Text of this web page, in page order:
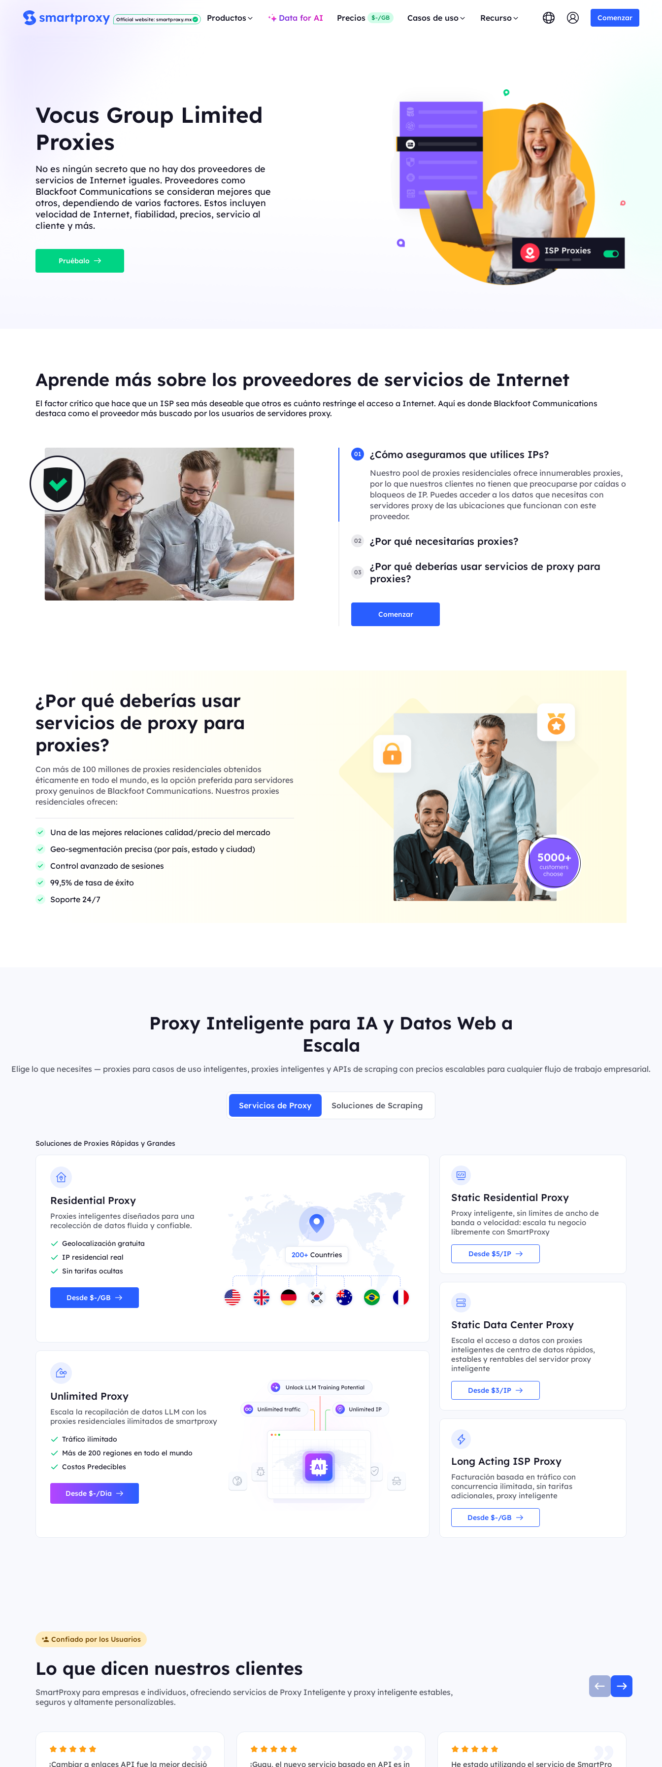
Official website: smartproxy.mx Productos Data for AI Precios $-/GB Casos de uso Recurso Comenzar
Vocus Group Limited
Proxies
No es ningún secreto que no hay dos proveedores de
servicios de Internet iguales. Proveedores como
Blackfoot Communications se consideran mejores que
otros, dependiendo de varios factores. Estos incluyen
velocidad de Internet, fiabilidad, precios, servicio al
cliente y más.
Pruébalo
Aprende más sobre los proveedores de servicios de Internet
El factor crítico que hace que un ISP sea más deseable que otros es cuánto restringe el acceso a Internet. Aquí es donde Blackfoot Communications
destaca como el proveedor más buscado por los usuarios de servidores proxy.
01 ¿Cómo aseguramos que utilices IPs?
Nuestro pool de proxies residenciales ofrece innumerables proxies,
por lo que nuestros clientes no tienen que preocuparse por caídas o
bloqueos de IP. Puedes acceder a los datos que necesitas con
servidores proxy de las ubicaciones que funcionan con este
proveedor.
02 ¿Por qué necesitarías proxies?
03
¿Por qué deberías usar servicios de proxy para
proxies?
Comenzar
¿Por qué deberías usar
servicios de proxy para
proxies?
Con más de 100 millones de proxies residenciales obtenidos
éticamente en todo el mundo, es la opción preferida para servidores
proxy genuinos de Blackfoot Communications. Nuestros proxies
residenciales ofrecen:
Una de las mejores relaciones calidad/precio del mercado
Geo-segmentación precisa (por país, estado y ciudad)
Control avanzado de sesiones
99,5% de tasa de éxito
Soporte 24/7
Proxy Inteligente para IA y Datos Web a
Escala
Elige lo que necesites — proxies para casos de uso inteligentes, proxies inteligentes y APIs de scraping con precios escalables para cualquier flujo de trabajo empresarial.
Servicios de Proxy Soluciones de Scraping
Soluciones de Proxies Rápidas y Grandes
Residential Proxy
Proxies inteligentes diseñados para una
recolección de datos fluida y confiable.
Geolocalización gratuita
IP residencial real
Sin tarifas ocultas
Desde $-/GB
Unlimited Proxy
Escala la recopilación de datos LLM con los
proxies residenciales ilimitados de smartproxy
Tráfico ilimitado
Más de 200 regiones en todo el mundo
Costos Predecibles
Desde $-/Día
Static Residential Proxy
Proxy inteligente, sin límites de ancho de
banda o velocidad: escala tu negocio
libremente con SmartProxy
Desde $5/IP
Static Data Center Proxy
Escala el acceso a datos con proxies
inteligentes de centro de datos rápidos,
estables y rentables del servidor proxy
inteligente
Desde $3/IP
Long Acting ISP Proxy
Facturación basada en tráfico con
concurrencia ilimitada, sin tarifas
adicionales, proxy inteligente
Desde $-/GB
Confiado por los Usuarios
Lo que dicen nuestros clientes
SmartProxy para empresas e individuos, ofreciendo servicios de Proxy Inteligente y proxy inteligente estables,
seguros y altamente personalizables.
¡Cambiar a enlaces API fue la mejor decisió ¡Guau, el nuevo servicio basado en API es in He estado utilizando el servicio de SmartPro